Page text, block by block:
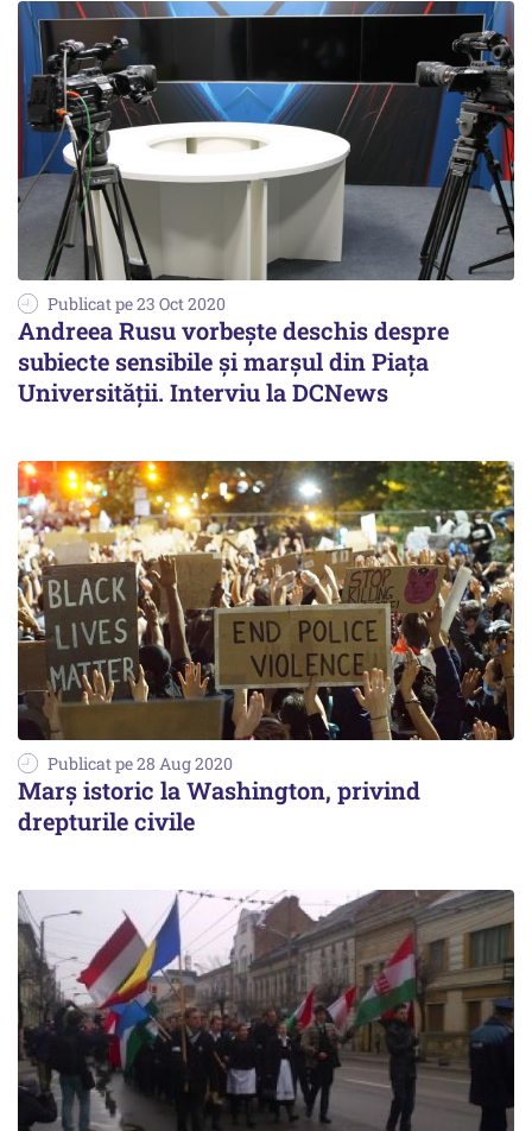
Publicat pe 23 Oct 2020
Andreea Rusu vorbește deschis despre
subiecte sensibile și marșul din Piața
Universității. Interviu la DCNews
Publicat pe 28 Aug 2020
Marș istoric la Washington, privind
drepturile civile